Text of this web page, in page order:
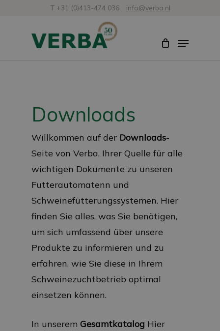
springen
T +31 (0)413-474 036 info@verba.nl
Menü
Downloads
Willkommen auf der Downloads-
Seite von Verba, Ihrer Quelle für alle
wichtigen Dokumente zu unseren
Futterautomatenn und
Schweinefütterungssystemen. Hier
finden Sie alles, was Sie benötigen,
um sich umfassend über unsere
Produkte zu informieren und zu
erfahren, wie Sie diese in Ihrem
Schweinezuchtbetrieb optimal
einsetzen können.
In unserem Gesamtkatalog Hier